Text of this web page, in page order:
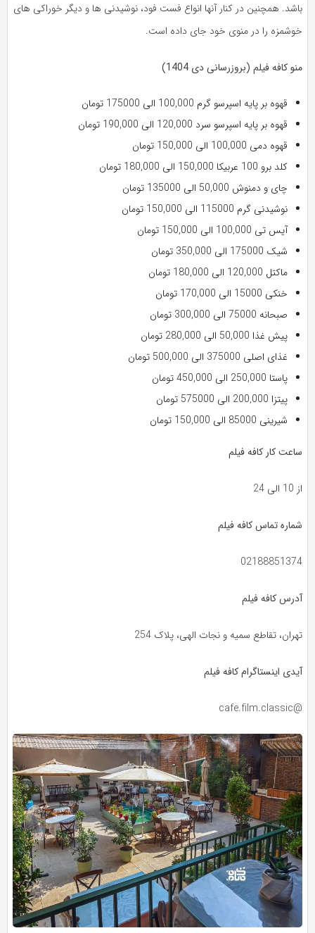
باشد. همچنین در کنار آنها انواع فست فود، نوشیدنی ها و دیگر خوراکی های
خوشمزه را در منوی خود جای داده است.
منو کافه فیلم (بروزرسانی دی 1404)
قهوه بر پایه اسپرسو گرم 100,000 الی 175000 تومان
قهوه بر پایه اسپرسو سرد 120,000 الی 190,000 تومان
قهوه دمی 100,000 الی 150,000 تومان
کلد برو 100 عربیکا 150,000 الی 180,000 تومان
چای و دمنوش 50,000 الی 135000 تومان
نوشیدنی گرم 115000 الی 150,000 تومان
آیس تی 100,000 الی 150,000 تومان
شیک 175000 الی 350,000 تومان
ماکتل 120,000 الی 180,000 تومان
خنکی 15000 الی 170,000 تومان
صبحانه 75000 الی 300,000 تومان
پیش غذا 50,000 الی 280,000 تومان
غذای اصلی 375000 الی 500,000 تومان
پاستا 250,000 الی 450,000 تومان
پیتزا 200,000 الی 575000 تومان
شیرینی 85000 الی 150,000 تومان
ساعت کار کافه فیلم
از 10 الی 24
شماره تماس کافه فیلم
02188851374
آدرس کافه فیلم
تهران، تقاطع سمیه و نجات الهی، پلاک 254
آیدی اینستاگرام کافه فیلم
@cafe.film.classic